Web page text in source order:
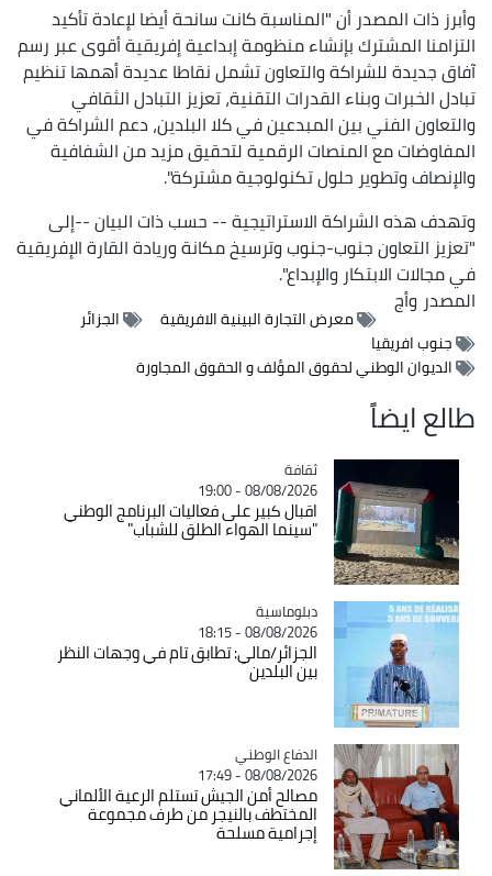
وأبرز ذات المصدر أن "المناسبة كانت سانحة أيضا لإعادة تأكيد
التزامنا المشترك بإنشاء منظومة إبداعية إفريقية أقوى عبر رسم
آفاق جديدة للشراكة والتعاون تشمل نقاطا عديدة أهمها تنظيم
تبادل الخبرات وبناء القدرات التقنية، تعزيز التبادل الثقافي
والتعاون الفني بين المبدعين في كلا البلدين، دعم الشراكة في
المفاوضات مع المنصات الرقمية لتحقيق مزيد من الشفافية
والإنصاف وتطوير حلول تكنولوجية مشتركة".
وتهدف هذه الشراكة الاستراتيجية -- حسب ذات البيان --إلى
"تعزيز التعاون جنوب-جنوب وترسيخ مكانة وريادة القارة الإفريقية
في مجالات الابتكار والإبداع".
المصدروأج
معرض التجارة البينية الافريقية
الجزائر
جنوب افريقيا
الديوان الوطني لحقوق المؤلف و الحقوق المجاورة
طالع ايضاً
Catégorie
ثقافة
08/08/2026 - 19:00
اقبال كبير على فعاليات البرنامج الوطني
"سينما الهواء الطلق للشباب"
Catégorie
دبلوماسية
08/08/2026 - 18:15
الجزائر/مالي: تطابق تام في وجهات النظر
بين البلدين
Catégorie
الدفاع الوطني
08/08/2026 - 17:49
مصالح أمن الجيش تستلم الرعية الألماني
المختطف بالنيجر من طرف مجموعة
إجرامية مسلحة